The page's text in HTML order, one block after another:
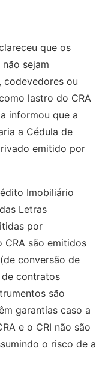
que os
sejam
codevedores ou
lastro do CRA
informou que a
a Cédula de
emitido por
Imobiliário
Letras
por
CRA são emitidos
conversão de
contratos
são
garantias caso a
e o CRI não são
o risco de a